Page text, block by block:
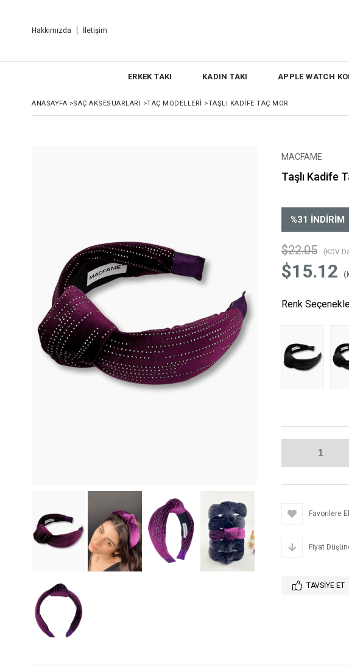
Hakkımızda İletişim
ERKEK TAKI KADIN TAKI APPLE WATCH
ANASAYFA >SAÇ AKSESUARLARI >TAÇ MODELLERI >TAŞLI KADIFE TAÇ MOR
MACFAME
Taşlı Kadife
%31 İNDIRIM
$22.05 (KDV
$15.12
Renk
Favorilere
Fiyat
TAVSIYE ET